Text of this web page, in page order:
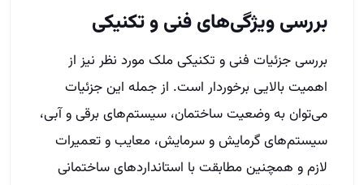
بررسی ویژگی‌های فنی و تکنیکی
بررسی جزئیات فنی و تکنیکی ملک مورد نظر نیز از
اهمیت بالایی برخوردار است. از جمله این جزئیات
می‌توان به وضعیت ساختمان، سیستم‌های برقی و آبی،
سیستم‌های گرمایش و سرمایش، معایب و تعمیرات
لازم و همچنین مطابقت با استانداردهای ساختمانی